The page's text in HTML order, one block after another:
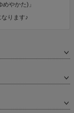
やかた)」
なります♪